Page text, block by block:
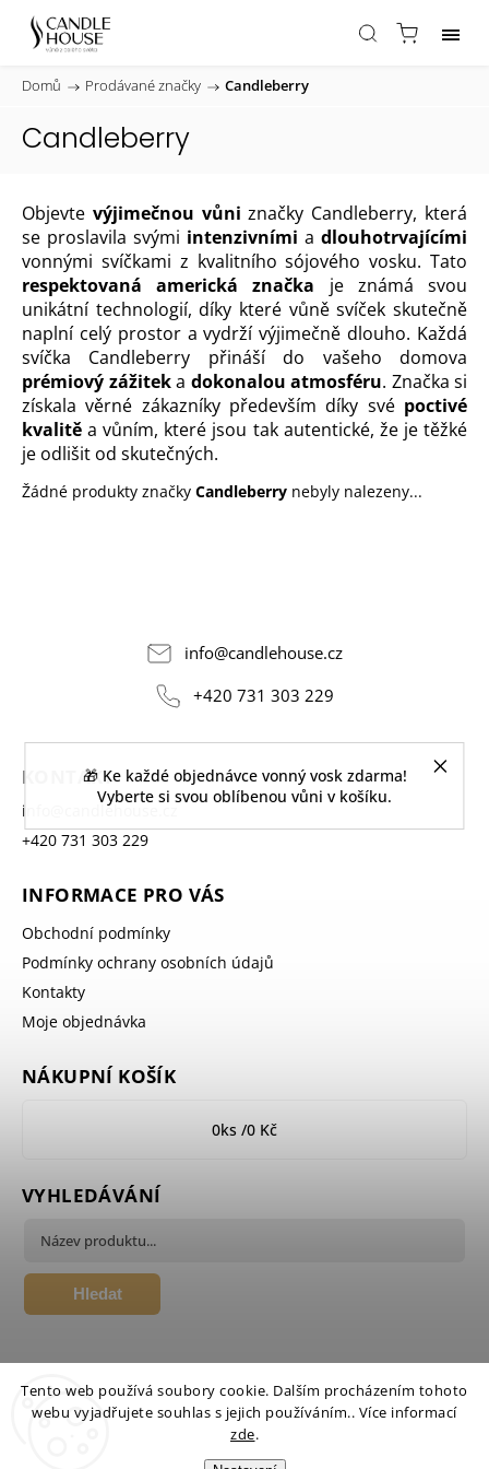
Tento web používá soubory cookie. Dalším procházením tohoto
webu vyjadřujete souhlas s jejich používáním.. Více informací
zde.
🎁 Ke každé objednávce vonný vosk zdarma!
Vyberte si svou oblíbenou vůni v košíku.
Domů / Prodávané značky / Candleberry
Candleberry
Objevte výjimečnou vůni značky Candleberry, která
se proslavila svými intenzivními a dlouhotrvajícími
vonnými svíčkami z kvalitního sójového vosku. Tato
respektovaná americká značka je známá svou
unikátní technologií, díky které vůně svíček skutečně
naplní celý prostor a vydrží výjimečně dlouho. Každá
svíčka Candleberry přináší do vašeho domova
prémiový zážiteka dokonalou atmosféru. Značka si
získala věrné zákazníky především díky své poctivé
kvalitě a vůním, které jsou tak autentické, že je těžké
je odlišit od skutečných.
Žádné produkty značky Candleberry nebyly nalezeny...
info@candlehouse.cz
+420 731 303 229
KONTAKT
info
candlehouse.cz
+420 731 303 229
INFORMACE PRO VÁS
Obchodní podmínky
Podmínky ochrany osobních údajů
Kontakty
Moje objednávka
NÁKUPNÍ KOŠÍK
0ks /0 Kč
VYHLEDÁVÁNÍ
Hledat